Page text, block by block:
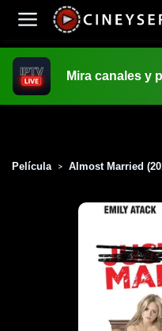
Mira canales y
Película > Almost Married